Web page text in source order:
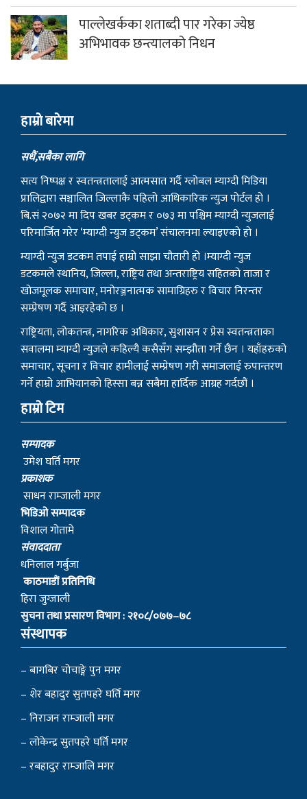
पाल्लेखर्कका शताब्दी पार गरेका ज्येष्ठ
अभिभावक छन्त्यालको निधन
हाम्राे बारेमा
सधैं,सबैका लागि
सत्य निष्पक्ष र स्वतन्त्रतालाई आत्मसात गर्दै ग्लोबल म्याग्दी मिडिया
प्रालिद्वारा सञ्चालित जिल्लाकै पहिलो आधिकारिक न्युज पोर्टल हो ।
बि.सं २०७२ मा दिप खबर डट्कम र ०७३ मा पश्चिम म्याग्दी न्युजलाई
परिमार्जित गरेर ‘म्याग्दी न्युज डट्कम’ संचालनमा ल्याइएको हो ।
म्याग्दी न्युज डटकम तपाई हाम्रो साझा चौतारी हो ।म्याग्दी न्युज
डटकमले स्थानिय, जिल्ला, राष्ट्रिय तथा अन्तराष्ट्रिय सहितको ताजा र
खोजमूलक समाचार, मनोरञ्जनात्मक सामाग्रिहरु र विचार निरन्तर
सम्प्रेषण गर्दै आइरहेको छ ।
राष्ट्रियता, लोकतन्त्र, नागरिक अधिकार, सुशासन र प्रेस स्वतन्त्रताका
सवालमा म्याग्दी न्युजले कहिल्यै कसैसँग सम्झौता गर्ने छैन । यहाँहरुको
समाचार, सूचना र विचार हामीलाई सम्प्रेषण गरी समाजलाई रुपान्तरण
गर्ने हाम्रो आभियानको हिस्सा बन्न सबैमा हार्दिक आग्रह गर्दछौं ।
हाम्रो टिम
सम्पादक
उमेश घर्ति मगर
प्रकाशक
साधन राम्जाली मगर
भिडिओ सम्पादक
विशाल गोतामे
स‌ंवाददाता
धनिलाल गर्बुजा
काठमाडाैं प्रतिनिधि
हिरा जुग्जाली
सुचना तथा प्रसारण विभाग : २१०८/०७७–७८
संस्थापक
– बागबिर चोचाङ्गे पुन मगर
– शेर बहादुर सुतपहरे घर्ति मगर
– निराजन राम्जाली मगर
– लोकेन्द्र सुतपहरे घर्ति मगर
– रबहादुर राम्जालि मगर